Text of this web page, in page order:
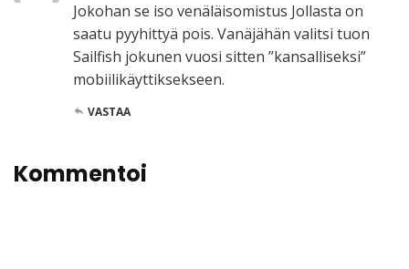
Jokohan se iso venäläisomistus Jollasta on
saatu pyyhittyä pois. Vanäjähän valitsi tuon
Sailfish jokunen vuosi sitten ”kansalliseksi”
mobiilikäyttiksekseen.
VASTAA
Kommentoi